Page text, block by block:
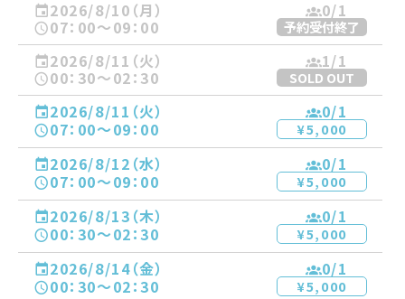
2026/8/10（月）
07：00〜09：00
0/1
予約受付終了
2026/8/11（火）
00：30〜02：30
1/1
SOLD OUT
2026/8/11（火）
07：00〜09：00
0/1
¥5,000
2026/8/12（水）
07：00〜09：00
0/1
¥5,000
2026/8/13（木）
00：30〜02：30
0/1
¥5,000
2026/8/14（金）
00：30〜02：30
0/1
¥5,000